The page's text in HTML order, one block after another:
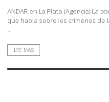
ANDAR en La Plata (Agencia) La
que habla sobre los crímenes de
...
LEE MAS